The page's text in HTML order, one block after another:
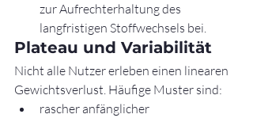
zur Aufrechterhaltung des
langfristigen Stoffwechsels bei.
Plateau und Variabilität
Nicht alle Nutzer erleben einen linearen
Gewichtsverlust. Häufige Muster sind:
rascher anfänglicher